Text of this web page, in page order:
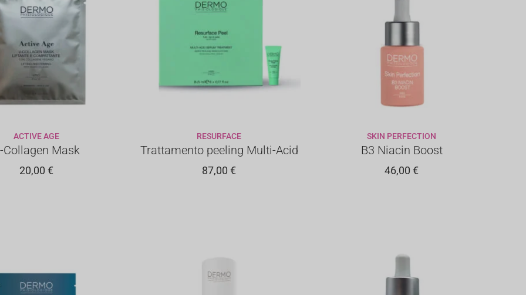
AL CARRELLO
ACTIVE AGE
Collagen Mask
20,00€
AGGIUNGI AL CARRELLO
RESURFACE
Trattamento peeling Multi-Acid
87,00€
AGGIUNGI AL CARRELLO
SKIN PERFECTION
B3 Niacin Boost
46,00€